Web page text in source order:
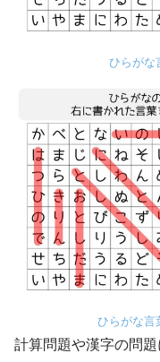
ひらが
ひらがな
計算問題や漢字の問